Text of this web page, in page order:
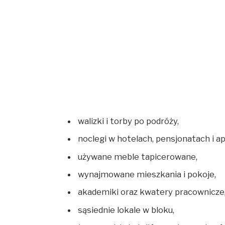
walizki i torby po podróży,
noclegi w hotelach, pensjonatach i
używane meble tapicerowane,
wynajmowane mieszkania i pokoje,
akademiki oraz kwatery
sąsiednie lokale w bloku,